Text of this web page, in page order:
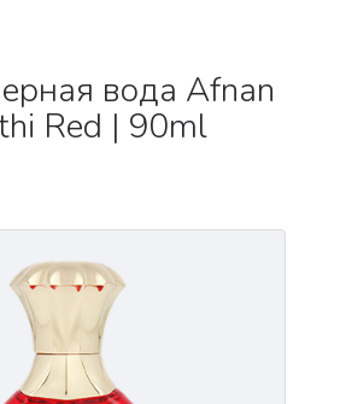
вода Afnan
Red | 90ml